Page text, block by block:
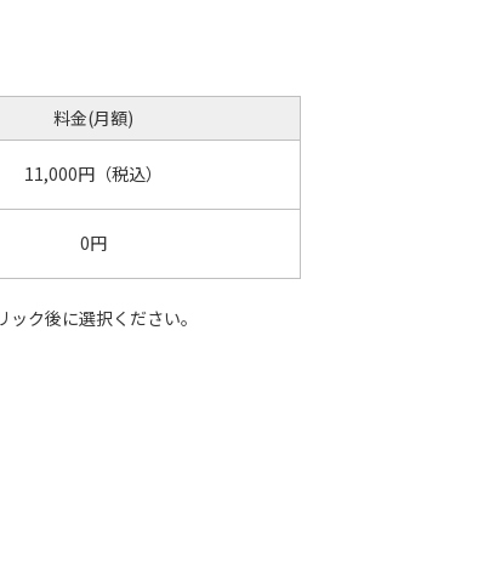
料金(月額)
11,000円（税込）
0円
ク後に選択ください。